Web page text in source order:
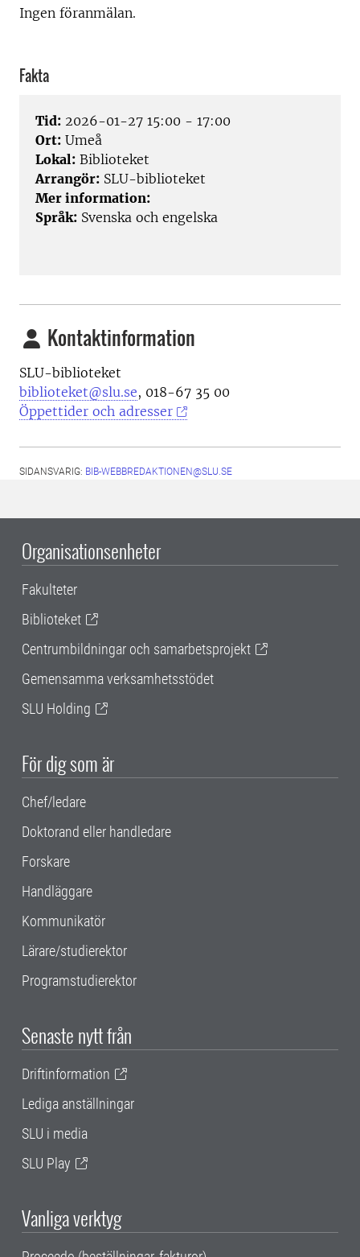
Ingen föranmälan.
Fakta
Tid: 2026-01-27 15:00 - 17:00
Ort: Umeå
Lokal: Biblioteket
Arrangör: SLU-biblioteket
Mer information:
Språk: Svenska och engelska
Kontaktinformation
SLU-biblioteket
biblioteket@slu.se, 018-67 35 00
Öppettider och adresser
SIDANSVARIG: BIB-WEBBREDAKTIONEN@SLU.SE
Organisationsenheter
Fakulteter
Biblioteket
Centrumbildningar och samarbetsprojekt
Gemensamma verksamhetsstödet
SLU Holding
För dig som är
Chef/ledare
Doktorand eller handledare
Forskare
Handläggare
Kommunikatör
Lärare/studierektor
Programstudierektor
Senaste nytt från
Driftinformation
Lediga anställningar
SLU i media
SLU Play
Vanliga verktyg